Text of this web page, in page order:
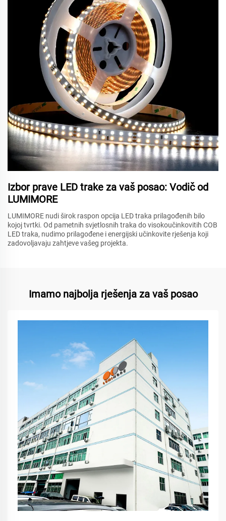
Izbor prave LED trake za vaš posao: Vodič od
LUMIMORE
LUMIMORE nudi širok raspon opcija LED traka prilagođenih bilo
kojoj tvrtki. Od pametnih svjetlosnih traka do visokoučinkovitih COB
LED traka, nudimo prilagođene i energijski učinkovite rješenja koji
zadovoljavaju zahtjeve vašeg projekta.
Imamo najbolja rješenja za vaš posao